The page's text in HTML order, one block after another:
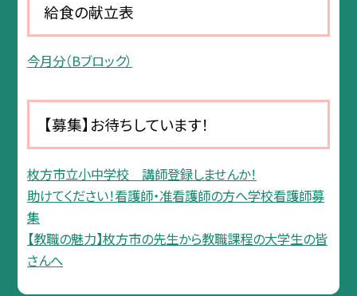
給食の献立表
今月分（Bブロック）
【募集】お待ちしています！
枚方市立小中学校 講師登録しませんか！
助けてください！看護師・准看護師の方へ学校看護師募
集
【教職の魅力】枚方市の先生から教職課程の大学生の皆
さんへ